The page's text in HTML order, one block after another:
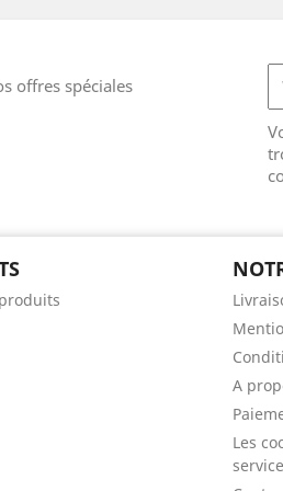
offres spéciales
A
Les